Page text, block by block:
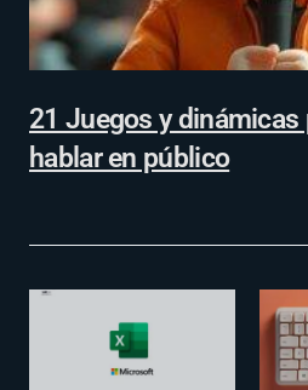
21 Juegos y dinámicas
hablar en público